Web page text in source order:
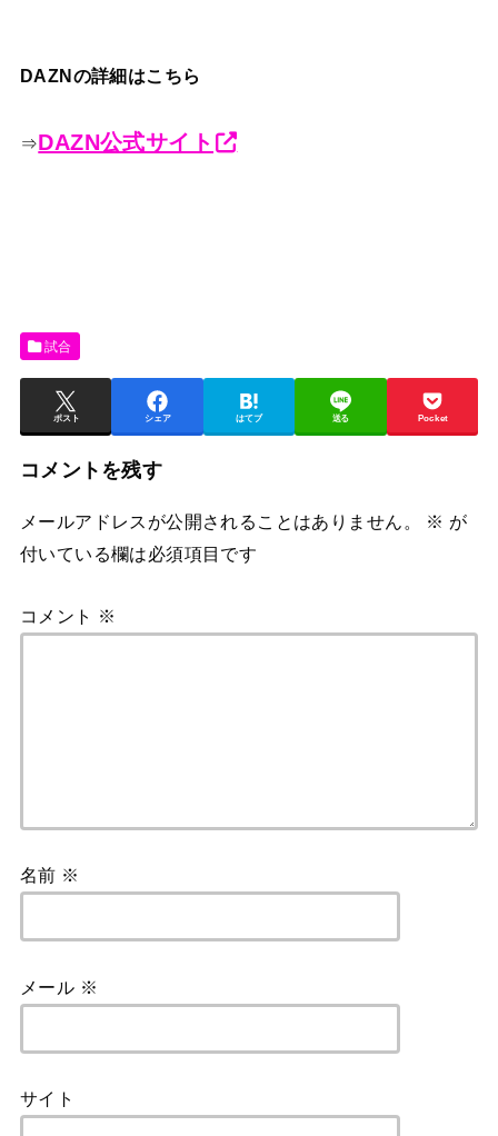
DAZNの詳細はこちら
⇒DAZN公式サイト
試合
ポスト シェア はてブ 送る Pocket
コメントを残す
メールアドレスが公開されることはありません。 ※ が
付いている欄は必須項目です
コメント ※
名前 ※
メール ※
サイト